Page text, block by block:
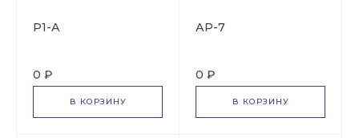
Р1-А
0 ₽
В КОРЗИНУ
АР-7
0 ₽
В КОРЗИНУ